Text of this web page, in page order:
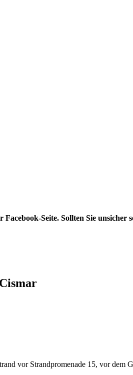
Seite. Sollten Sie unsicher
vor Strandpromenade 15, vor dem